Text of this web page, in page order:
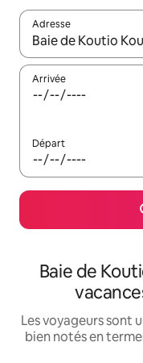
Adresse
Lorsque les
Arrivée
Départ
Baie de
Les voyageurs sont
bien notés en